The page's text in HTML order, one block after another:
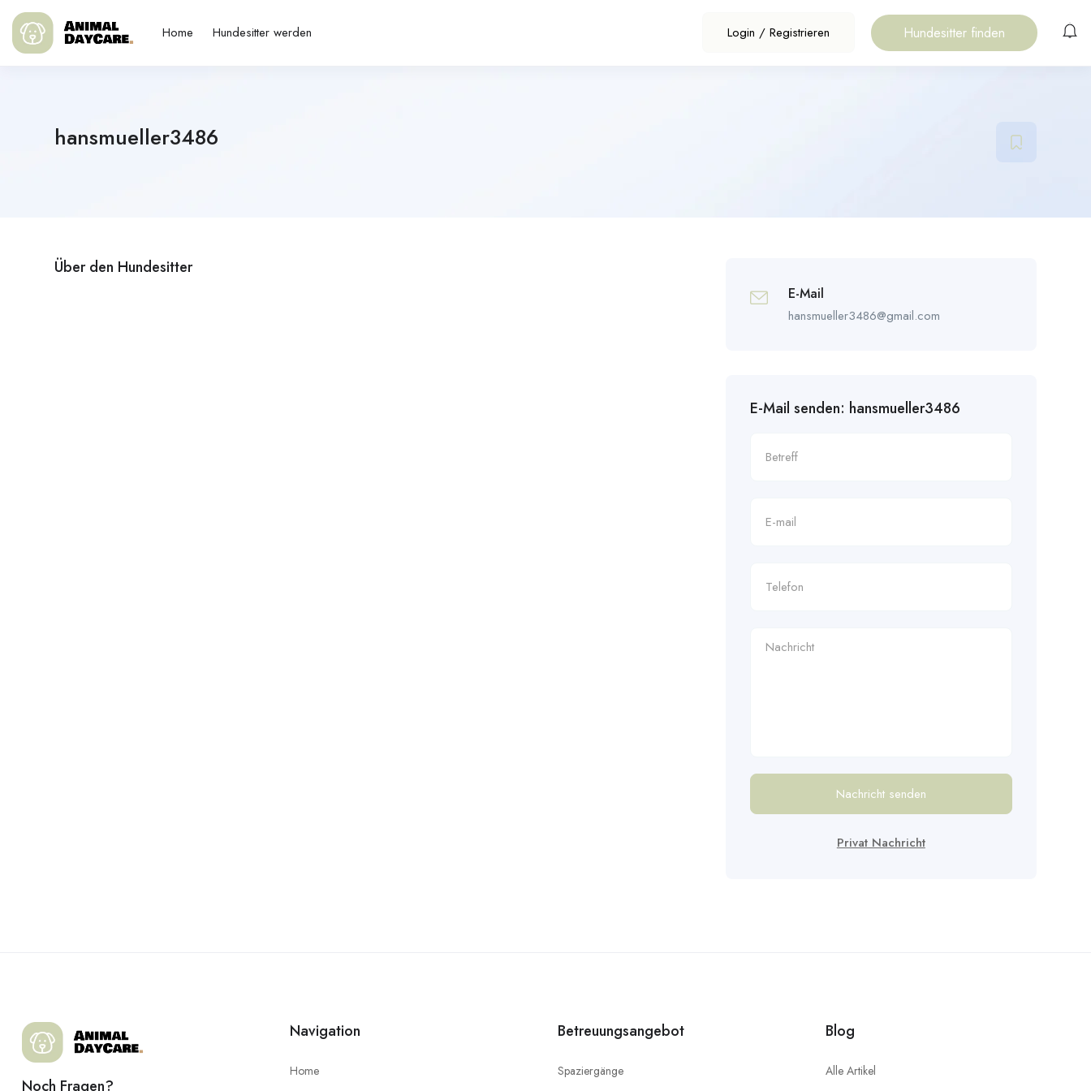
Home Hundesitter werden Login / Registrieren Hundesitter finden
hansmueller3486
Über den Hundesitter
E-Mail
hansmueller3486@gmail.com
E-Mail senden: hansmueller3486
Nachricht senden
Privat Nachricht
Noch Fragen?
Navigation
Home
Betreuungsangebot
Spaziergänge
Blog
Alle Artikel